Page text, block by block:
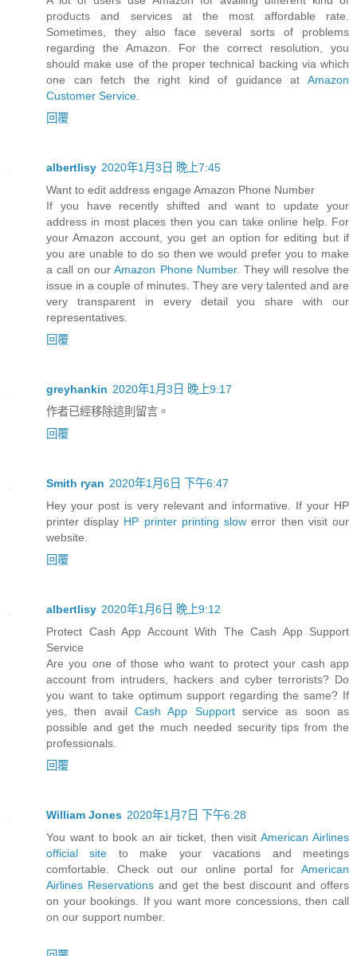
products and services at the most affordable rate.
Sometimes, they also face several sorts of problems
regarding the Amazon. For the correct resolution, you
should make use of the proper technical backing via which
one can fetch the right kind of guidance at Amazon
Customer Service
回覆
albertlisy 2020年1月3日 晚上7:45
Want to edit address engage Amazon Phone Number
If you have recently shifted and want to update your
address in most places then you can take online help. For
your Amazon account, you get an option for editing but if
you are unable to do so then we would prefer you to make
a call on ourAmazon Phone Number. They will resolve the
issue in a couple of minutes. They are very talented and are
very transparent in every detail you share with our
representatives.
回覆
greyhankin 2020年1月3日 晚上9:17
作者已經移除這則留言。
回覆
Smith ryan 2020年1月6日 下午6:47
Hey your post is very relevant and informative. If your HP
printer display HP printer printing slow error then visit our
website.
回覆
albertlisy 2020年1月6日 晚上9:12
Protect Cash App Account With The Cash App Support
Service
Are you one of those who want to protect your cash app
account from intruders, hackers and cyber terrorists? Do
you want to take optimum support regarding the same? If
yes, then avail Cash App Supportservice as soon as
possible and get the much needed security tips from the
professionals.
回覆
William Jones 2020年1月7日 下午6:28
You want to book an air ticket, then visitAmerican Airlines
official site to make your vacations and meetings
comfortable. Check out our online portal for American
Airlines Reservationsand get the best discount and offers
on your bookings. If you want more concessions, then call
on our support number.